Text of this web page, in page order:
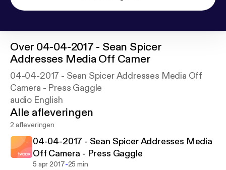
Over 04-04-2017 - Sean Spicer
Addresses Media Off Camer
04-04-2017 - Sean Spicer Addresses Media Off
Camera - Press Gaggle
audio English
Alle afleveringen
2 afleveringen
04-04-2017 - Sean Spicer Addresses Media
Off Camera - Press Gaggle
5 apr 2017-25 min